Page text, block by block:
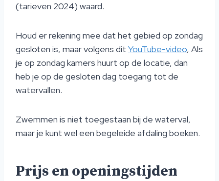
(tarieven 2024) waard.
Houd er rekening mee dat het gebied op zondag
gesloten is, maar volgens dit YouTube-video, Als
je op zondag kamers huurt op de locatie, dan
heb je op de gesloten dag toegang tot de
watervallen.
Zwemmen is niet toegestaan bij de waterval,
maar je kunt wel een begeleide afdaling boeken.
Prijs en openingstijden